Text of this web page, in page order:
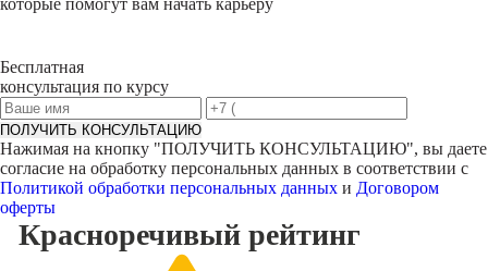
которые помогут вам начать карьеру
Бесплатная
консультация по курсу
ПОЛУЧИТЬ КОНСУЛЬТАЦИЮ
Нажимая на кнопку "ПОЛУЧИТЬ КОНСУЛЬТАЦИЮ", вы даете
согласие на обработку персональных данных в соответствии с
Политикой обработки персональных данных и Договором
оферты
Красноречивый рейтинг